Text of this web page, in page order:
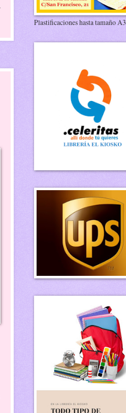
Plastificaciones hasta tamaño A3